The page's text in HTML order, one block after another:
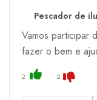
Pescador de
Vamos participar
fazer o bem e
2 2